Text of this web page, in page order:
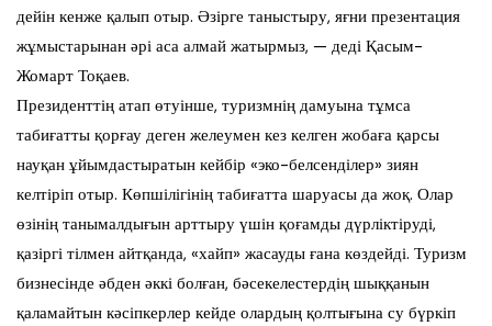
дейін кенже қалып отыр. Әзірге таныстыру, яғни презентация
жұмыстарынан әрі аса алмай жатырмыз, — деді Қасым-
Жомарт Тоқаев.
Президенттің атап өтуінше, туризмнің дамуына тұмса
табиғатты қорғау деген желеумен кез келген жобаға қарсы
науқан ұйымдастыратын кейбір «эко-белсенділер» зиян
келтіріп отыр. Көпшілігінің табиғатта шаруасы да жоқ. Олар
өзінің танымалдығын арттыру үшін қоғамды дүрліктіруді,
қазіргі тілмен айтқанда, «хайп» жасауды ғана көздейді. Туризм
бизнесінде әбден әккі болған, бәсекелестердің шыққанын
қаламайтын кәсіпкерлер кейде олардың қолтығына су бүркіп